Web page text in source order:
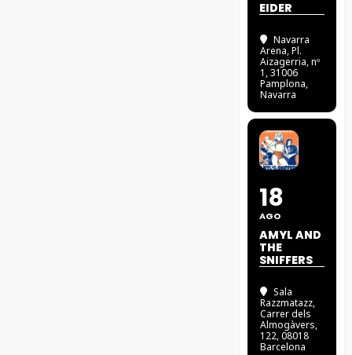
EIDER
Navarra
Arena, Pl.
Aizagerria, nº
1, 31006
Pamplona,
Navarra
18
AGO
AMYL AND
THE
SNIFFERS
Sala
Razzmatazz,
Carrer dels
Almogàvers,
122, 08018
Barcelona